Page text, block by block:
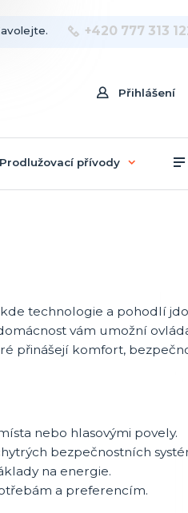
Přihlášení
+420 777 313
Prodlužovací přívody
kde technologie a pohodlí
vám umožní
přinášejí komfort,
nebo hlasovými povely.
bezpečnostních
na energie.
a preferencím.